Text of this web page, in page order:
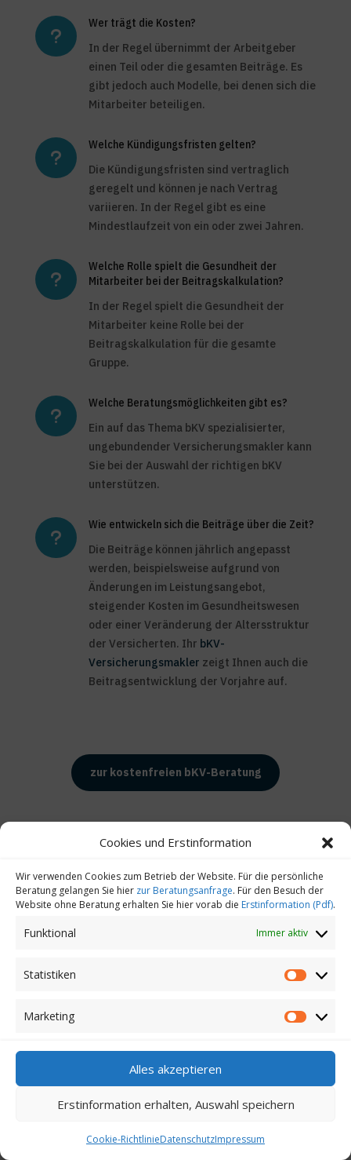
Cookies und Erstinformation
Wir verwenden Cookies zum Betrieb der Website. Für die persönliche
Beratung gelangen Sie hier zur Beratungsanfrage. Für den Besuch der
Website ohne Beratung erhalten Sie hier vorab die Erstinformation (Pdf).
Funktional Immer aktiv
Statistiken
Marketing
Alles akzeptieren
Erstinformation erhalten, Auswahl speichern
Cookie-RichtlinieDatenschutzImpressum
u
Wer trägt die Kosten?
In der Regel übernimmt der Arbeitgeber
einen Teil oder die gesamten Beiträge. Es
gibt jedoch auch Modelle, bei denen sich die
Mitarbeiter beteiligen.
u
Welche Kündigungsfristen gelten?
Die Kündigungsfristen sind vertraglich
geregelt und können je nach Vertrag
variieren. In der Regel gibt es eine
Mindestlaufzeit von ein oder zwei Jahren.
u
Welche Rolle spielt die Gesundheit der
Mitarbeiter bei der Beitragskalkulation?
In der Regel spielt die Gesundheit der
Mitarbeiter keine Rolle bei der
Beitragskalkulation für die gesamte
Gruppe.
u
Welche Beratungsmöglichkeiten gibt es?
Ein auf das Thema bKV spezialisierter,
ungebundender Versicherungsmakler kann
Sie bei der Auswahl der richtigen bKV
unterstützen.
u
Wie entwickeln sich die Beiträge über die Zeit?
Die Beiträge können jährlich angepasst
werden, beispielsweise aufgrund von
Änderungen im Leistungsangebot,
steigender Kosten im Gesundheitswesen
oder einer Veränderung der Altersstruktur
der Versicherten. Ihr bKV-
Versicherungsmakler zeigt Ihnen auch die
Beitragsentwicklung der Vorjahre auf.
zur kostenfreien bKV-Beratung
Eine betriebliche Krankenversicherung ist eine sinnvolle
Investition in die Gesundheit und Zufriedenheit der
unerheblich, können sich jedoch langfristig durch eine
Unternehmen sollten bei der Auswahl einer bKV
Tarifmodell am besten passt.
Zusätzliche Aspekte, die Unternehmen
berücksichtigen sollten:
Kündigungsmöglichkeiten:Welche
und die Mitarbeiter?